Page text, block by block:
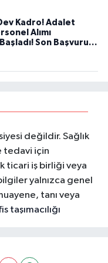
Kadro! Adalet
Alımı
Son Başvuru
değildir. Sağlık
tedavi için
ticari iş birliği veya
yalnızca genel
tanı veya
taşımacılığı